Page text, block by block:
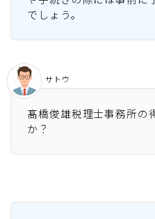
でしょう。
髙橋俊雄税理士事務所の
か？
サトウ